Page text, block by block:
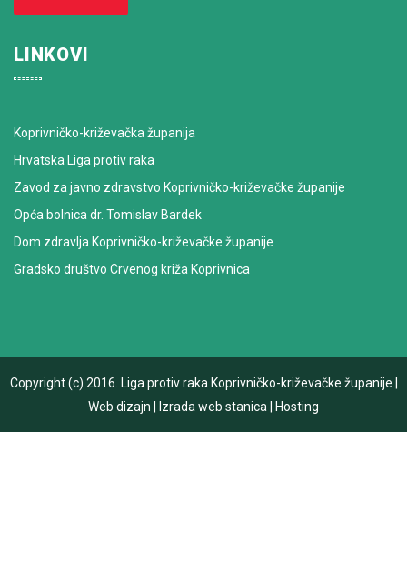
LINKOVI
Koprivničko-križevačka županija
Hrvatska Liga protiv raka
Zavod za javno zdravstvo Koprivničko-križevačke županije
Opća bolnica dr. Tomislav Bardek
Dom zdravlja Koprivničko-križevačke županije
Gradsko društvo Crvenog križa Koprivnica
Copyright (c) 2016. Liga protiv raka Koprivničko-križevačke županije
Web dizajn
Izrada web stanica Hosting